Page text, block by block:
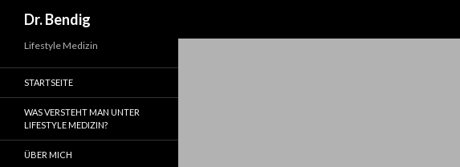
Dr. Bendig
Lifestyle Medizin
STARTSEITE
WAS VERSTEHT MAN UNTER
LIFESTYLE MEDIZIN?
ÜBER MICH